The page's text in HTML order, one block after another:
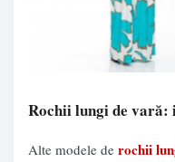
Rochii lungi de vară:
Alte modele de rochii